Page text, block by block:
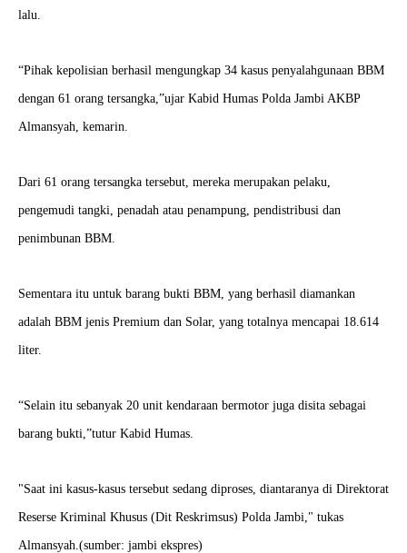
lalu.
“Pihak kepolisian berhasil mengungkap 34 kasus penyalahgunaan BBM
dengan 61 orang tersangka,”ujar Kabid Humas Polda Jambi AKBP
Almansyah, kemarin.
Dari 61 orang tersangka tersebut, mereka merupakan pelaku,
pengemudi tangki, penadah atau penampung, pendistribusi dan
penimbunan BBM.
Sementara itu untuk barang bukti BBM, yang berhasil diamankan
adalah BBM jenis Premium dan Solar, yang totalnya mencapai 18.614
liter.
“Selain itu sebanyak 20 unit kendaraan bermotor juga disita sebagai
barang bukti,”tutur Kabid Humas.
"Saat ini kasus-kasus tersebut sedang diproses, diantaranya di Direktorat
Reserse Kriminal Khusus (Dit Reskrimsus) Polda Jambi," tukas
Almansyah.(sumber: jambi ekspres)